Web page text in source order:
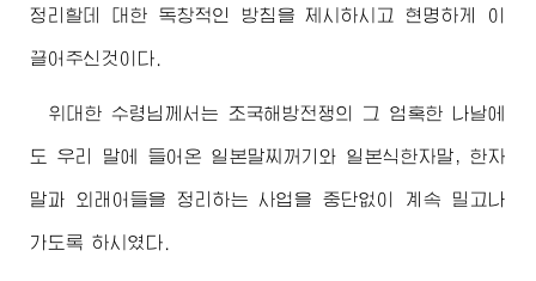
정리할데 대한 독창적인 방침을 제시하시고 현명하게 이
끌어주신것이다.
위대한 수령님 께서는 조국해방전쟁의 그 엄혹한 나날에
도 우리 말에 들어온 일본말찌꺼기와 일본식한자말, 한자
말과 외래어들을 정리하는 사업을 중단없이 계속 밀고나
가도록 하시였다.